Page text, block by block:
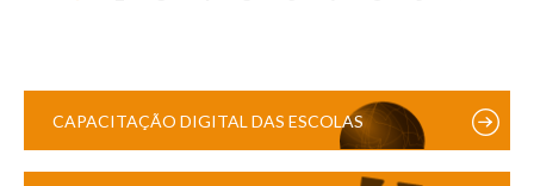
CAPACITAÇÃO DIGITAL DAS ESCOLAS